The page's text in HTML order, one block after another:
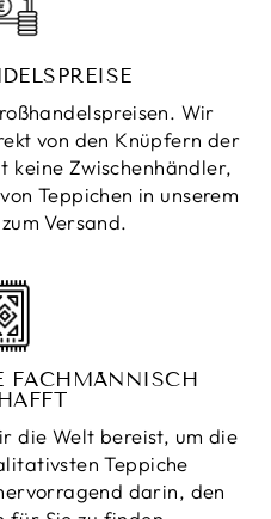
Wir
von den Knüpfern der
keine Zwischenhändler,
Teppichen in unserem
Versand.
FACHMÄNNISCH
die Welt bereist, um die
Teppiche
darin, den